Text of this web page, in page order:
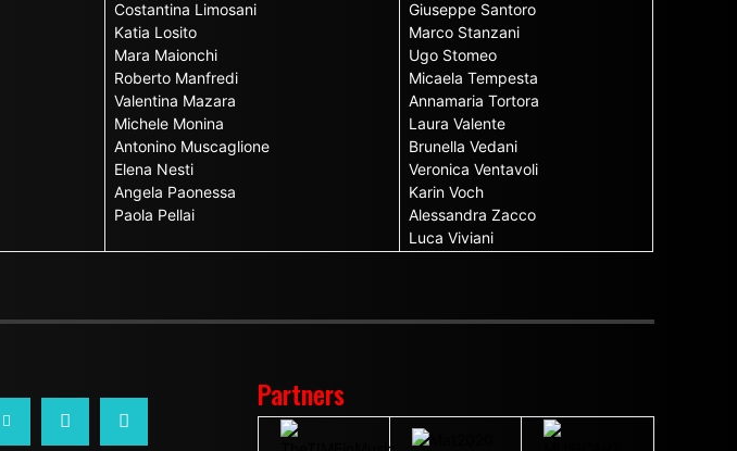
Costantina Limosani
Katia Losito
Mara Maionchi
Roberto Manfredi
Valentina Mazara
Michele Monina
Antonino Muscaglione
Elena Nesti
Angela Paonessa
Paola Pellai
Giuseppe Santoro
Marco Stanzani
Ugo Stomeo
Micaela Tempesta
Annamaria Tortora
Laura Valente
Brunella Vedani
Veronica Ventavoli
Karin Voch
Alessandra Zacco
Luca Viviani
Partners